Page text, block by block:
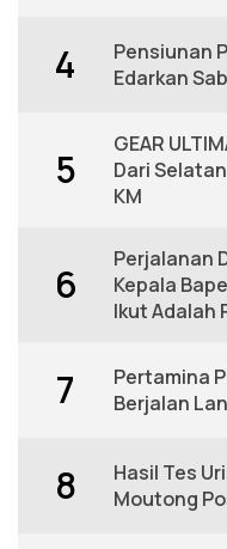
4
Pensiunan
Edarkan
5
GEAR
Dari
KM
6
Perjalanan
Kepala
Ikut Adalah
7
Pertamina
Berjalan
8
Hasil Tes
Moutong